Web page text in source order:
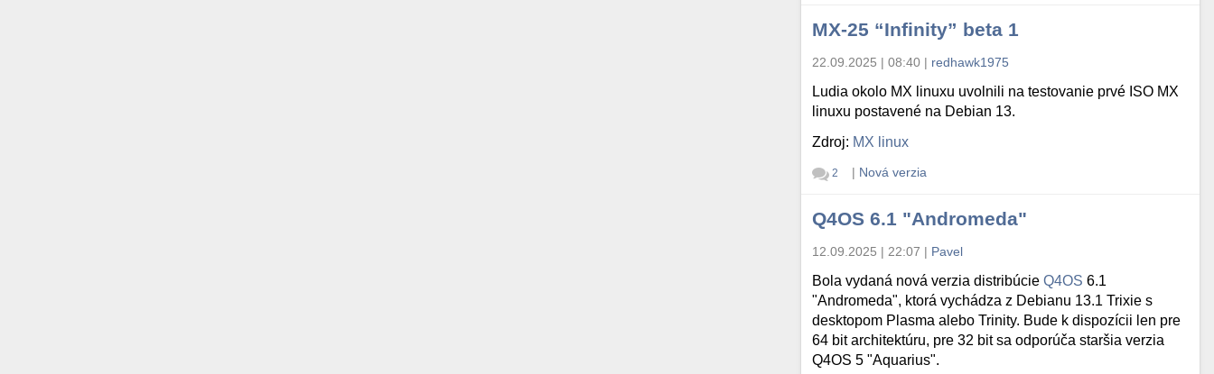
MX-25 “Infinity” beta 1
22.09.2025 | 08:40 | redhawk1975
Ludia okolo MX linuxu uvolnili na testovanie prvé ISO MX
linuxu postavené na Debian 13.
Zdroj: MX linux
2 | Nová verzia
Q4OS 6.1 "Andromeda"
12.09.2025 | 22:07 | Pavel
Bola vydaná nová verzia distribúcieQ4OS 6.1
"Andromeda", ktorá vychádza z Debianu 13.1 Trixie s
desktopom Plasma alebo Trinity. Bude k dispozícii len pre
64 bit architektúru, pre 32 bit sa odporúča staršia verzia
Q4OS 5 "Aquarius".